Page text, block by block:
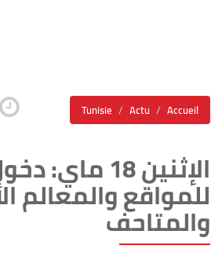
Tunisie Actu Accueil
الإثنين 18
للمواقع والمعالم
والمتاحف